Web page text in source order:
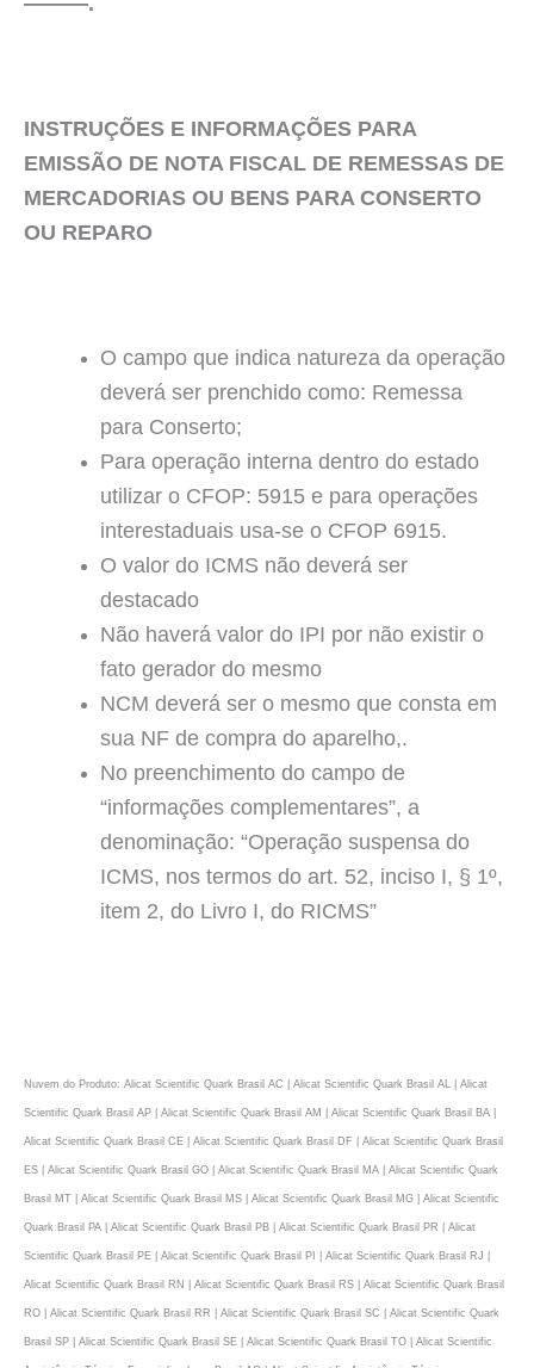
INSTRUÇÕES E INFORMAÇÕES PARA
EMISSÃO DE NOTA FISCAL DE REMESSAS DE
MERCADORIAS OU BENS PARA CONSERTO
OU REPARO
O campo que indica natureza da operação
deverá ser prenchido como: Remessa
para Conserto;
Para operação interna dentro do estado
utilizar o CFOP: 5915 e para operações
interestaduais usa-se o CFOP 6915.
O valor do ICMS não deverá ser
destacado
Não haverá valor do IPI por não existir o
fato gerador do mesmo
NCM deverá ser o mesmo que consta em
sua NF de compra do aparelho,.
No preenchimento do campo de
“informações complementares”, a
denominação: “Operação suspensa do
ICMS, nos termos do art. 52, inciso I, § 1º,
item 2, do Livro I, do RICMS”
Nuvem do Produto: Alicat Scientific Quark Brasil AC | Alicat Scientific Quark Brasil AL | Alicat
Scientific Quark Brasil AP | Alicat Scientific Quark Brasil AM | Alicat Scientific Quark Brasil BA |
Alicat Scientific Quark Brasil CE | Alicat Scientific Quark Brasil DF | Alicat Scientific Quark Brasil
ES | Alicat Scientific Quark Brasil GO | Alicat Scientific Quark Brasil MA | Alicat Scientific Quark
Brasil MT | Alicat Scientific Quark Brasil MS | Alicat Scientific Quark Brasil MG | Alicat Scientific
Quark Brasil PA | Alicat Scientific Quark Brasil PB | Alicat Scientific Quark Brasil PR | Alicat
Scientific Quark Brasil PE | Alicat Scientific Quark Brasil PI | Alicat Scientific Quark Brasil RJ |
Alicat Scientific Quark Brasil RN | Alicat Scientific Quark Brasil RS | Alicat Scientific Quark Brasil
RO | Alicat Scientific Quark Brasil RR | Alicat Scientific Quark Brasil SC | Alicat Scientific Quark
Brasil SP | Alicat Scientific Quark Brasil SE | Alicat Scientific Quark Brasil TO | Alicat Scientific